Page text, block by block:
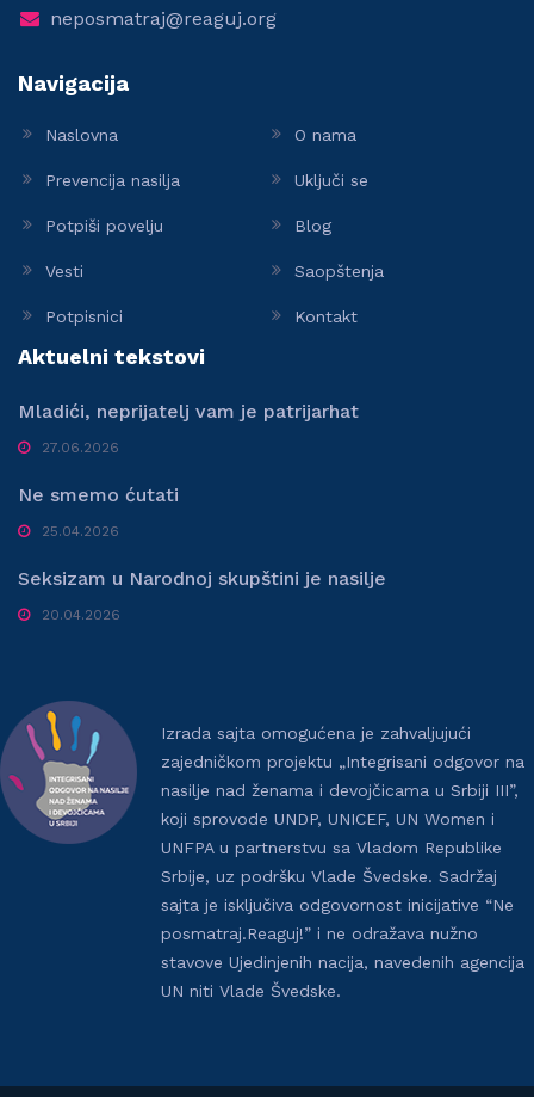
neposmatraj@reaguj.org
Navigacija
Naslovna O nama
Prevencija nasilja Uključi se
Potpiši povelju Blog
Vesti Saopštenja
Potpisnici Kontakt
Aktuelni tekstovi
Mladići, neprijatelj vam je patrijarhat
27.06.2026
Ne smemo ćutati
25.04.2026
Seksizam u Narodnoj skupštini je nasilje
20.04.2026
Izrada sajta omogućena je zahvaljujući
zajedničkom projektu „Integrisani odgovor na
nasilje nad ženama i devojčicama u Srbiji III”,
koji sprovode UNDP, UNICEF, UN Women i
UNFPA u partnerstvu sa Vladom Republike
Srbije, uz podršku Vlade Švedske. Sadržaj
sajta je isključiva odgovornost inicijative “Ne
posmatraj.Reaguj!” i ne odražava nužno
stavove Ujedinjenih nacija, navedenih agencija
UN niti Vlade Švedske.